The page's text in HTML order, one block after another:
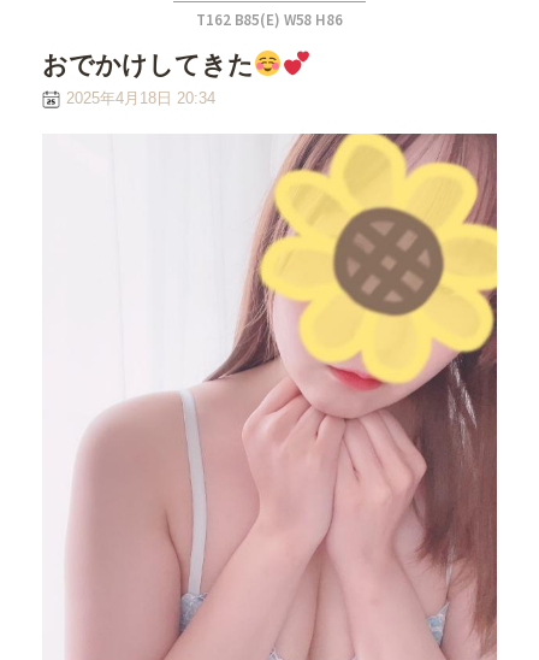
T162 B85(E) W58 H86
おでかけしてきた
2025年4月18日 20:34